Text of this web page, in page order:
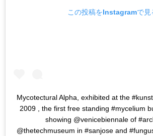
この投稿をInstagramで見
Mycotectural Alpha, exhibited at the
2009 , the first free standing #mycelium
showing @venicebiennale of
@thetechmuseum in #sanjose and